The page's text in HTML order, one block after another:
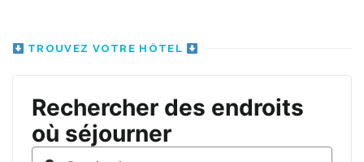
TROUVEZ VOTRE HÔTEL